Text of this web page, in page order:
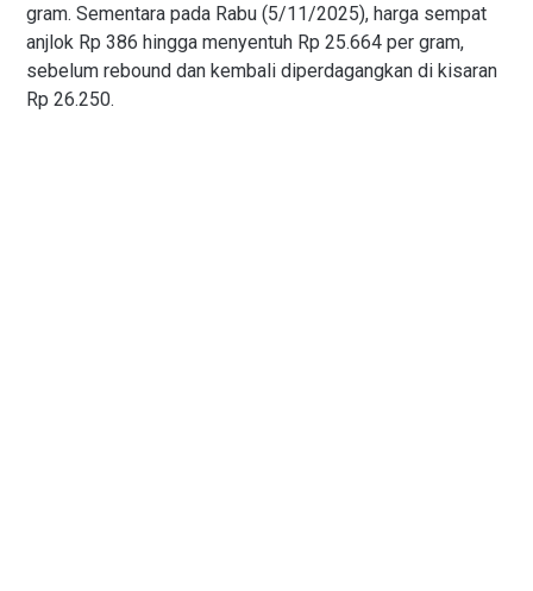
gram. Sementara pada Rabu (5/11/2025), harga sempat
anjlok Rp 386 hingga menyentuh Rp 25.664 per gram,
sebelum rebound dan kembali diperdagangkan di kisaran
Rp 26.250.